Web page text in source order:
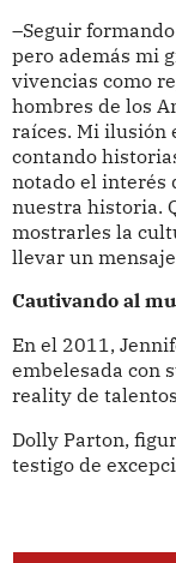
–Seguir
pero además mi
vivencias como
hombres de los
raíces. Mi ilusión
contando
notado el interés
nuestra historia.
mostrarles la
llevar un
Cautivando al
En el 2011,
embelesada con
reality de talentos
Dolly Parton,
testigo de